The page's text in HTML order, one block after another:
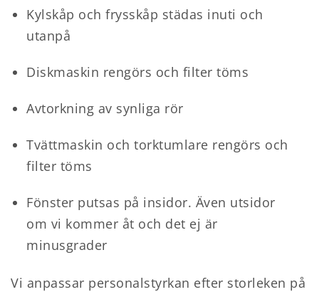
Kylskåp och frysskåp städas inuti och
utanpå
Diskmaskin rengörs och filter töms
Avtorkning av synliga rör
Tvättmaskin och torktumlare rengörs och
filter töms
Fönster putsas på insidor. Även utsidor
om vi kommer åt och det ej är
minusgrader
Vi anpassar personalstyrkan efter storleken på